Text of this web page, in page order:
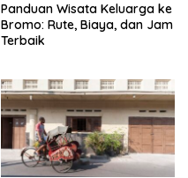
Panduan Wisata Keluarga ke
Bromo: Rute, Biaya, dan Jam
Terbaik